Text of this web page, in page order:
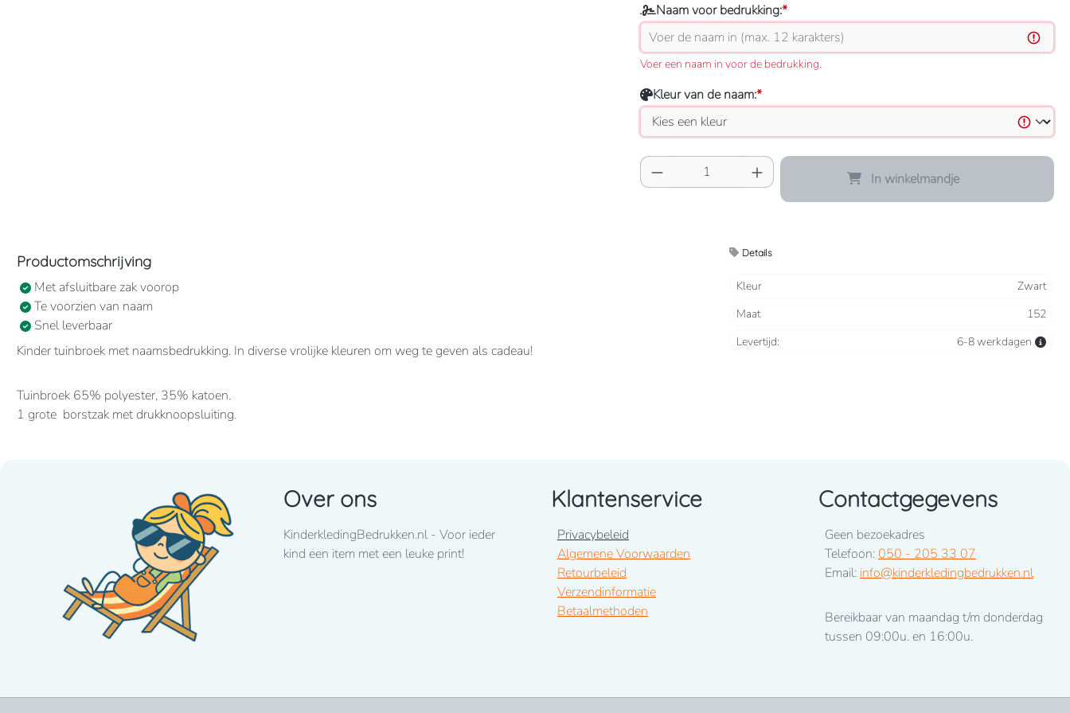
Naam voor bedrukking:*
Voer een naam in voor de bedrukking.
Kleur van de naam:*
Producthoeveelheid: Voer de gewenste
In winkelmandje
Productomschrijving
Met afsluitbare zak voorop
Te voorzien van naam
Snel leverbaar
Kinder tuinbroek met naamsbedrukking. In diverse vrolijke kleuren om weg te geven als cadeau!
Tuinbroek 65% polyester, 35% katoen.
1 grote borstzak met drukknoopsluiting.
Wij drukken standaard met lettertype CooperBlack
Voor spoed levering dient u altijd telefonisch contact met ons op te nemen! 050-2053307
Details
Kleur
Zwart
Maat
152
Levertijd:
6-8 werkdagen
Over ons
KinderkledingBedrukken.nl - Voor ieder
kind een item met een leuke print!
Klantenservice
Privacybeleid
Algemene Voorwaarden
Retourbeleid
Verzendinformatie
Betaalmethoden
Contactgegevens
Geen bezoekadres
Telefoon: 050 - 205 33 07
Email: info@kinderkledingbedrukken.nl
Bereikbaar van maandag t/m donderdag
tussen 09:00u. en 16:00u.